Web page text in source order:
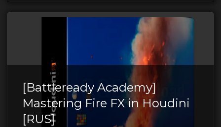
[Battleready Academy]
Mastering Fire FX in Houdini
[RUS]